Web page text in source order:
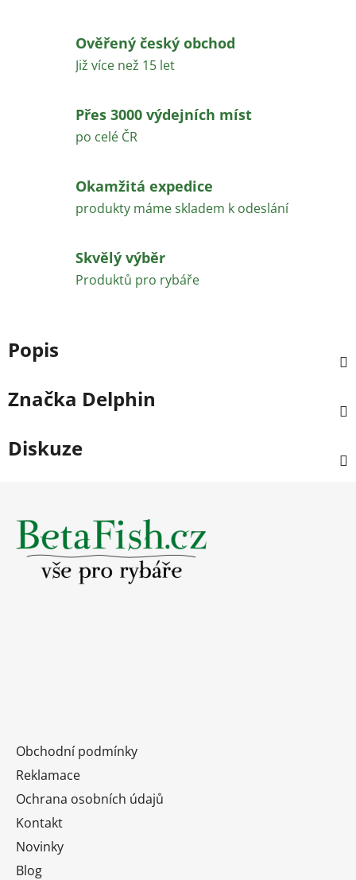
Ověřený český obchod
Již více než 15 let
Přes 3000 výdejních míst
po celé ČR
Okamžitá expedice
produkty máme skladem k odeslání
Skvělý výběr
Produktů pro rybáře
Popis
Značka Delphin
Diskuze
Obchodní podmínky
Reklamace
Ochrana osobních údajů
Kontakt
Novinky
Blog